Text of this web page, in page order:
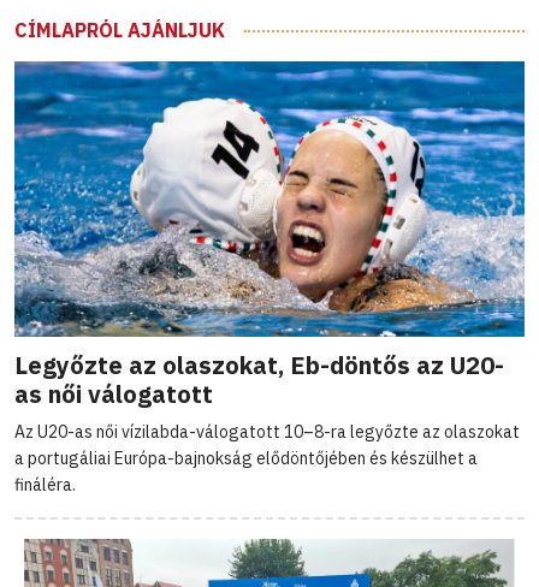
CÍMLAPRÓL AJÁNLJUK
Legyőzte az olaszokat, Eb-döntős az U20-
as női válogatott
Az U20-as női vízilabda-válogatott 10–8-ra legyőzte az olaszokat
a portugáliai Európa-bajnokság elődöntőjében és készülhet a
fináléra.